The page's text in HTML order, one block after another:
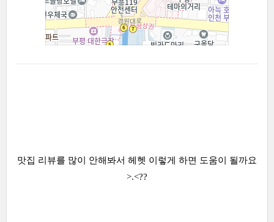
맛집 리뷰를 많이 안해봐서 헤헷 이렇게 하면 도움이 될까요
>.<??